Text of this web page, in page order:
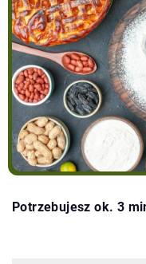
Potrzebujesz ok. 3